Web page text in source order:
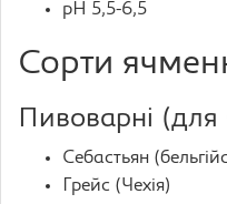
pH 5,5-6,5
Сорти
Пивоварні
Себастьян
Грейс (Чехія)